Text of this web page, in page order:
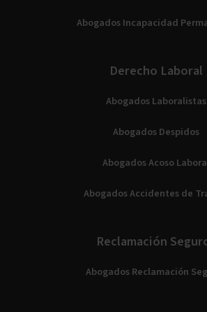
Abogados Incapacidad
Derecho Laboral
Abogados Laboralistas
Abogados Despidos
Abogados Acoso
Abogados Accidentes de
Reclamación
Abogados Reclamación